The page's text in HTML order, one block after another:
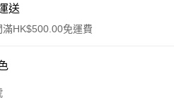
送
滿HK$500.00免運費